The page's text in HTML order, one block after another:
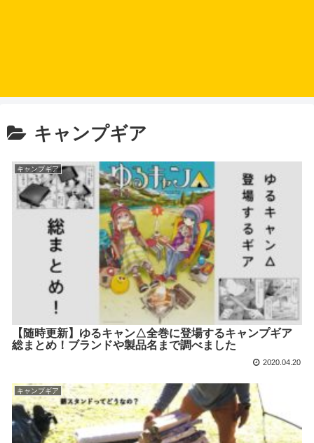
キャンプギア
キャンプギア
【随時更新】ゆるキャン△全巻に登場するキャンプギア
総まとめ！ブランドや製品名まで調べました
2020.04.20
キャンプギア